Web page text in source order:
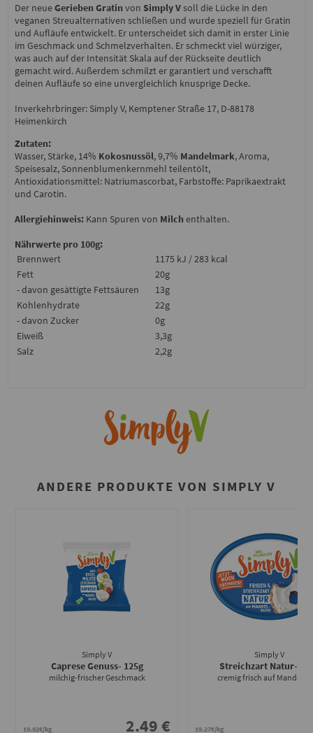
Der neueGerieben Gratin von Simply Vsoll die Lücke in den
veganen Streualternativen schließen und wurde speziell für Gratin
und Aufläufe entwickelt. Er unterscheidet sich damit in erster Linie
im Geschmack und Schmelzverhalten. Er schmeckt viel würziger,
was auch auf der Intensität Skala auf der Rückseite deutlich
gemacht wird. Außerdem schmilzt er garantiert und verschafft
deinen Aufläufe so eine unvergleichlich knusprige Decke.
Inverkehrbringer: Simply V, Kemptener Straße 17, D-88178
Heimenkirch
Zutaten:
Wasser, Stärke, 14% Kokosnussöl, 9,7% Mandelmark, Aroma,
Speisesalz, Sonnenblumenkernmehl teilentölt,
Antioxidationsmittel: Natriumascorbat, Farbstoffe: Paprikaextrakt
und Carotin.
Allergiehinweis: Kann Spuren von Milch enthalten.
Nährwerte pro 100g:
Brennwert
1175 kJ / 283 kcal
Fett
20g
- davon gesättigte Fettsäuren
13g
Kohlenhydrate
22g
- davon Zucker
0g
Eiweiß
3,3g
Salz
2,2g
ANDERE PRODUKTE VON SIMPLY V
Simply V
Caprese Genuss- 125g
milchig-frischer Geschmack
19.92€/kg 2.49 €
Simply V
Streichzart Natur-
cremig frisch auf
19.27€/kg